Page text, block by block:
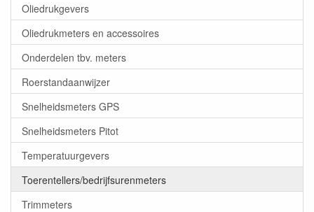
Oliedrukgevers
Oliedrukmeters en accessoires
Onderdelen tbv. meters
Roerstandaanwijzer
Snelheidsmeters GPS
Snelheidsmeters Pitot
Temperatuurgevers
Toerentellers/bedrijfsurenmeters
Trimmeters